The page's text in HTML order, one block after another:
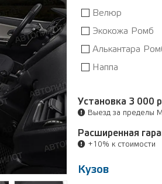
Велюр
Экокожа Ромб
Алькантара
Наппа
Установка 3 000
Выезд за пределы
Расширенная
+10% к стоимости
Кузов